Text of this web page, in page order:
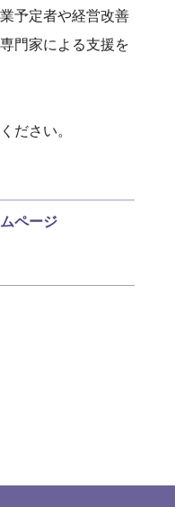
予定者や経営改善
門家による支援を
ださい。
ページ